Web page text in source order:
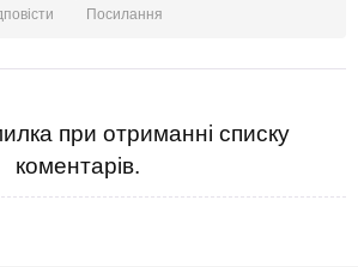
Посилання
при отриманні списку
коментарів.